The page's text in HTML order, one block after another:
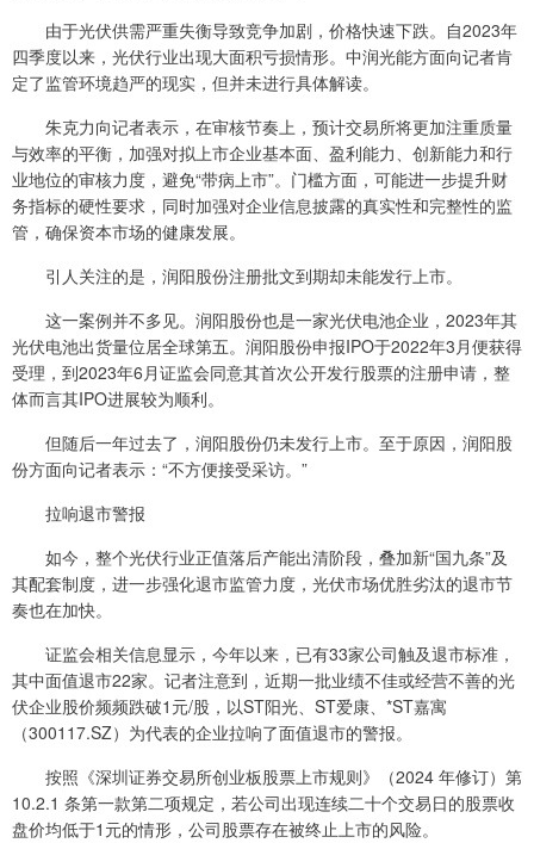
由于光伏供需严重失衡导致竞争加剧，价格快速下跌。自2023年
四季度以来，光伏行业出现大面积亏损情形。中润光能方面向记者肯
定了监管环境趋严的现实，但并未进行具体解读。
朱克力向记者表示，在审核节奏上，预计交易所将更加注重质量
与效率的平衡，加强对拟上市企业基本面、盈利能力、创新能力和行
业地位的审核力度，避免“带病上市”。门槛方面，可能进一步提升财
务指标的硬性要求，同时加强对企业信息披露的真实性和完整性的监
管，确保资本市场的健康发展。
引人关注的是，润阳股份注册批文到期却未能发行上市。
这一案例并不多见。润阳股份也是一家光伏电池企业，2023年其
光伏电池出货量位居全球第五。润阳股份申报IPO于2022年3月便获得
受理，到2023年6月证监会同意其首次公开发行股票的注册申请，整
体而言其IPO进展较为顺利。
但随后一年过去了，润阳股份仍未发行上市。至于原因，润阳股
份方面向记者表示：“不方便接受采访。”
拉响退市警报
如今，整个光伏行业正值落后产能出清阶段，叠加新“国九条”及
其配套制度，进一步强化退市监管力度，光伏市场优胜劣汰的退市节
奏也在加快。
证监会相关信息显示，今年以来，已有33家公司触及退市标准，
其中面值退市22家。记者注意到，近期一批业绩不佳或经营不善的光
伏企业股价频频跌破1元/股，以ST阳光、ST爱康、*ST嘉寓
（300117.SZ）为代表的企业拉响了面值退市的警报。
按照《深圳证券交易所创业板股票上市规则》（2024 年修订）第
10.2.1 条第一款第二项规定，若公司出现连续二十个交易日的股票收
盘价均低于1元的情形，公司股票存在被终止上市的风险。